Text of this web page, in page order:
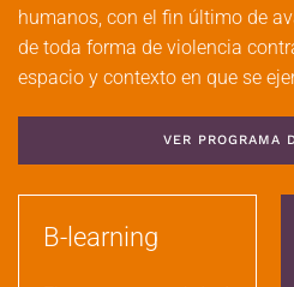
humanos, con el fin último de
de toda forma de violencia
espacio y contexto en que se
VER PROGRAMA
B-learning